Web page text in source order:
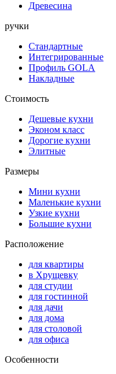
Древесина
ручки
Стандартные
Интегрированные
Профиль GOLA
Накладные
Стоимость
Дешевые кухни
Эконом класс
Дорогие кухни
Элитные
Размеры
Мини кухни
Маленькие кухни
Узкие кухни
Большие кухни
Расположение
для квартиры
в Хрущевку
для студии
для гостинной
для дачи
для дома
для столовой
для офиса
Особенности